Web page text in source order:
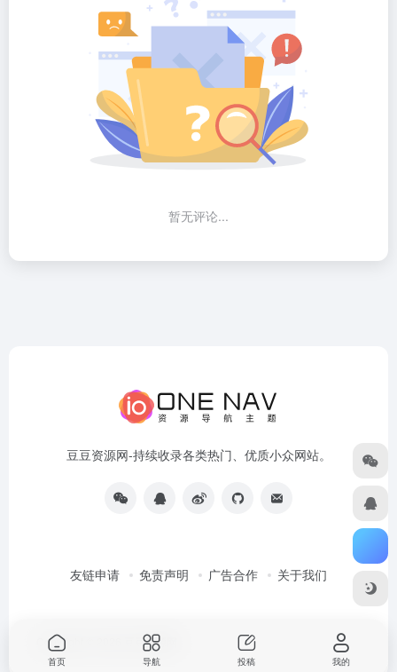
暂无评论...
豆豆资源网-持续收录各类热门、优质小众网站。
友链申请 免责声明 广告合作 关于我们
Copyright © 2026 豆豆资源网
首页 导航 投稿 我的